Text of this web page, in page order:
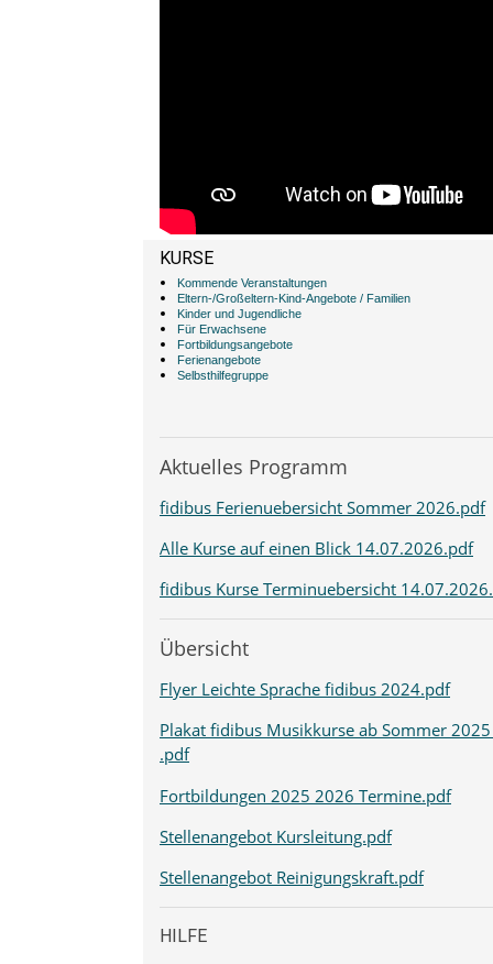
KURSE
Kommende Veranstaltungen
Eltern-/Großeltern-Kind-Angebote / Familien
Kinder und Jugendliche
Für Erwachsene
Fortbildungsangebote
Ferienangebote
Selbsthilfegruppe
Aktuelles Programm
fidibus Ferienuebersicht Sommer 2026.pdf
Alle Kurse auf einen Blick 14.07.2026.pdf
fidibus Kurse Terminuebersicht
Übersicht
Flyer Leichte Sprache fidibus 2024.pdf
Plakat fidibus Musikkurse ab Sommer
.pdf
Fortbildungen 2025 2026 Termine.pdf
Stellenangebot Kursleitung.pdf
Stellenangebot Reinigungskraft.pdf
HILFE